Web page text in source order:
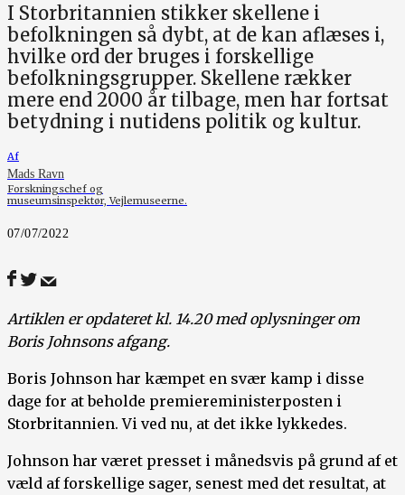
I Storbritannien stikker skellene i
befolkningen så dybt, at de kan aflæses i,
hvilke ord der bruges i forskellige
befolkningsgrupper. Skellene rækker
mere end 2000 år tilbage, men har fortsat
betydning i nutidens politik og kultur.
Af
Mads Ravn
Forskningschef og
museumsinspektør, Vejlemuseerne.
07/07/2022
Artiklen er opdateret kl. 14.20 med oplysninger om
Boris Johnsons afgang.
Boris Johnson har kæmpet en svær kamp i disse
dage for at beholde premiereministerposten i
Storbritannien. Vi ved nu, at det ikke lykkedes.
Johnson har været presset i månedsvis på grund af et
væld af forskellige sager, senest med det resultat, at